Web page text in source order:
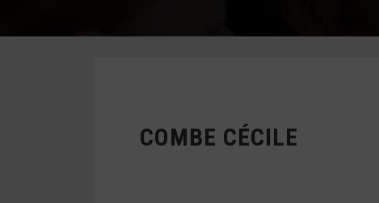
COMBE CÉCILE